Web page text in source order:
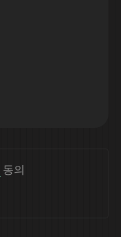
동의